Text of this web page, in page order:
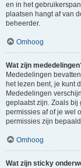
en in het
plaatsen hangt af van
beheerder.
Omhoog
Wat zijn
Mededelingen
het lezen bent, je kunt
Mededelingen
geplaatst zijn. Zoals bij
permissies af of je wel
permissies zijn
Omhoog
Wat zijn sticky